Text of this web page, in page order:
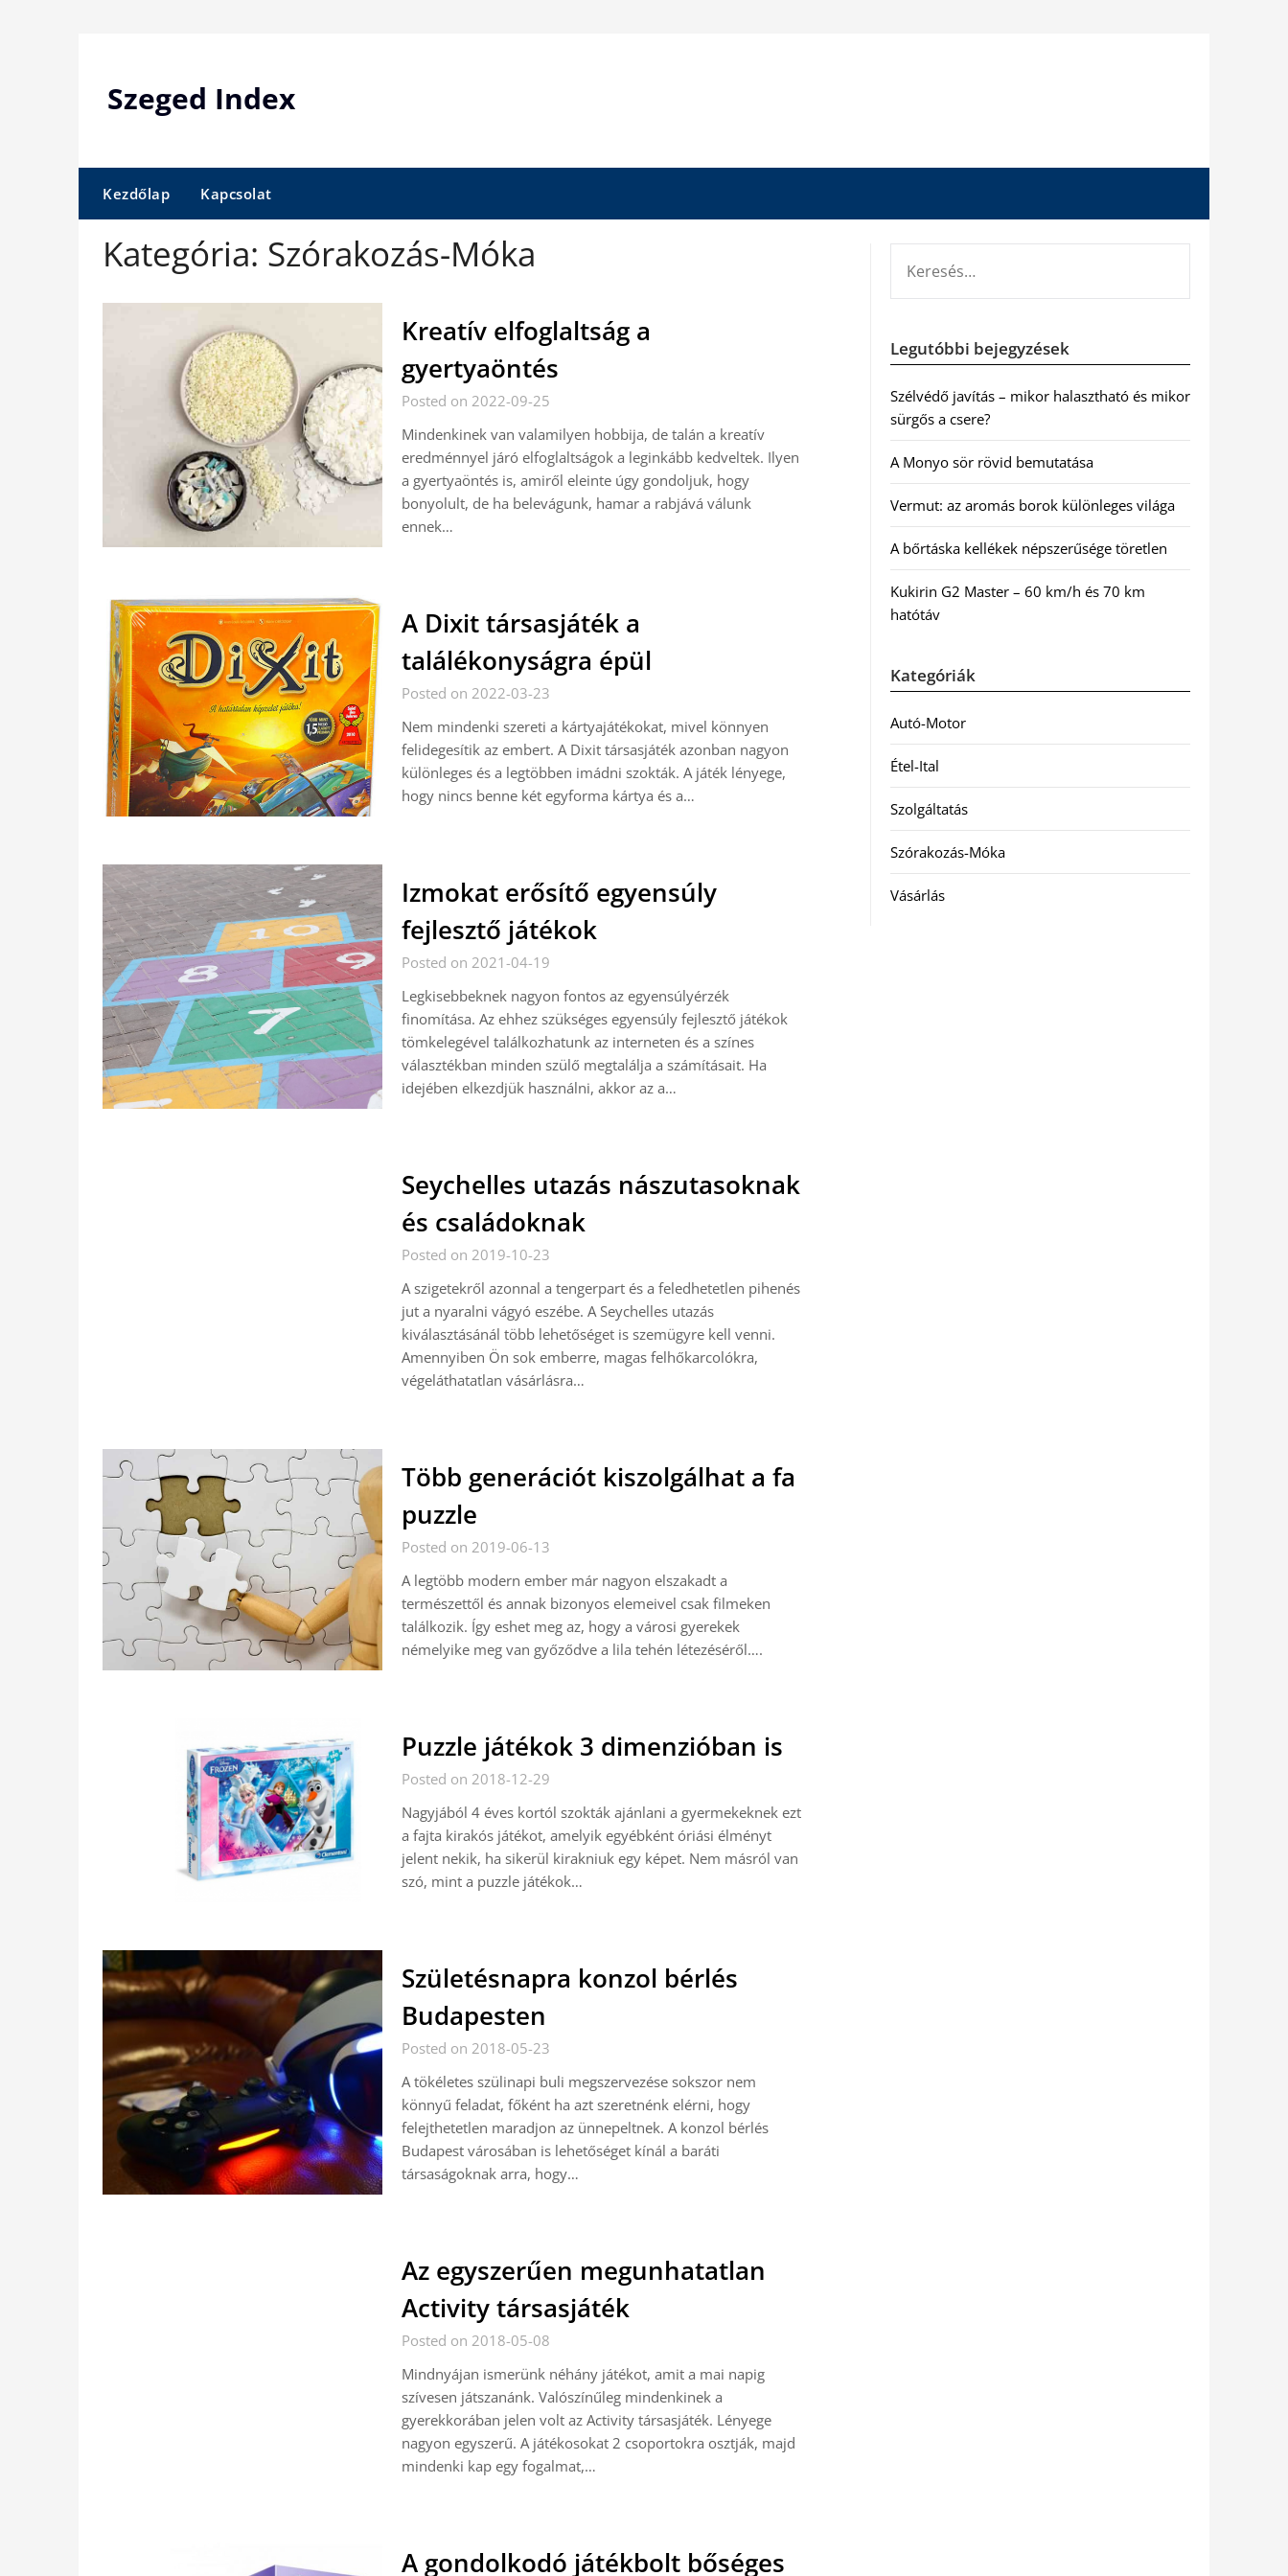
Szeged Index
Kezdőlap Kapcsolat
Kategória: Szórakozás-Móka
Kreatív elfoglaltság a
gyertyaöntés
Posted on 2022-09-25
Mindenkinek van valamilyen hobbija, de talán a kreatív
eredménnyel járó elfoglaltságok a leginkább kedveltek. Ilyen
a gyertyaöntés is, amiről eleinte úgy gondoljuk, hogy
bonyolult, de ha belevágunk, hamar a rabjává válunk
ennek…
A Dixit társasjáték a
találékonyságra épül
Posted on 2022-03-23
Nem mindenki szereti a kártyajátékokat, mivel könnyen
felidegesítik az embert. A Dixit társasjáték azonban nagyon
különleges és a legtöbben imádni szokták. A játék lényege,
hogy nincs benne két egyforma kártya és a…
Izmokat erősítő egyensúly
fejlesztő játékok
Posted on 2021-04-19
Legkisebbeknek nagyon fontos az egyensúlyérzék
finomítása. Az ehhez szükséges egyensúly fejlesztő játékok
tömkelegével találkozhatunk az interneten és a színes
választékban minden szülő megtalálja a számításait. Ha
idejében elkezdjük használni, akkor az a…
Seychelles utazás nászutasoknak
és családoknak
Posted on 2019-10-23
A szigetekről azonnal a tengerpart és a feledhetetlen pihenés
jut a nyaralni vágyó eszébe. A Seychelles utazás
kiválasztásánál több lehetőséget is szemügyre kell venni.
Amennyiben Ön sok emberre, magas felhőkarcolókra,
végeláthatatlan vásárlásra…
Több generációt kiszolgálhat a fa
puzzle
Posted on 2019-06-13
A legtöbb modern ember már nagyon elszakadt a
természettől és annak bizonyos elemeivel csak filmeken
találkozik. Így eshet meg az, hogy a városi gyerekek
némelyike meg van győződve a lila tehén létezéséről….
Puzzle játékok 3 dimenzióban is
Posted on 2018-12-29
Nagyjából 4 éves kortól szokták ajánlani a gyermekeknek ezt
a fajta kirakós játékot, amelyik egyébként óriási élményt
jelent nekik, ha sikerül kirakniuk egy képet. Nem másról van
szó, mint a puzzle játékok…
Születésnapra konzol bérlés
Budapesten
Posted on 2018-05-23
A tökéletes szülinapi buli megszervezése sokszor nem
könnyű feladat, főként ha azt szeretnénk elérni, hogy
felejthetetlen maradjon az ünnepeltnek. A konzol bérlés
Budapest városában is lehetőséget kínál a baráti
társaságoknak arra, hogy…
Az egyszerűen megunhatatlan
Activity társasjáték
Posted on 2018-05-08
Mindnyájan ismerünk néhány játékot, amit a mai napig
szívesen játszanánk. Valószínűleg mindenkinek a
gyerekkorában jelen volt az Activity társasjáték. Lényege
nagyon egyszerű. A játékosokat 2 csoportokra osztják, majd
mindenki kap egy fogalmat,…
A gondolkodó játékbolt bőséges
Legutóbbi bejegyzések
Szélvédő javítás – mikor halasztható és mikor
sürgős a csere?
A Monyo sör rövid bemutatása
Vermut: az aromás borok különleges világa
A bőrtáska kellékek népszerűsége töretlen
Kukirin G2 Master – 60 km/h és 70 km
hatótáv
Kategóriák
Autó-Motor
Étel-Ital
Szolgáltatás
Szórakozás-Móka
Vásárlás